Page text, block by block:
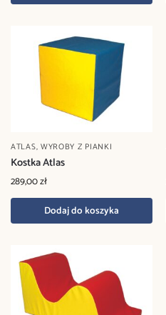
ATLAS, WYROBY Z PIANKI
Kostka Atlas
289,00zł
Dodaj do koszyka